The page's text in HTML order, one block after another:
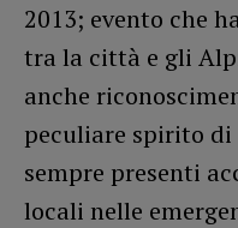
2013; evento che
tra la città e gli
anche
peculiare spirito
sempre presenti
locali nelle